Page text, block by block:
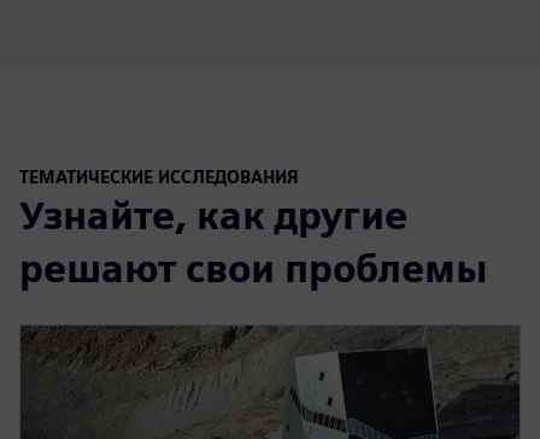
ТЕМАТИЧЕСКИЕ ИССЛЕДОВАНИЯ
Узнайте, как другие
решают свои проблемы